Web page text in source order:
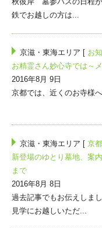
鉄でお越しの方は...
京滋・東海エリア [ お
お精霊さん妙心寺では～
2016年8月 9日
京都では、近くのお
京滋・東海エリア [ 京
新登場のゆとり墓地、案
まで
2016年8月 8日
過去記事でもお伝えしま
見学にお越しいただ...